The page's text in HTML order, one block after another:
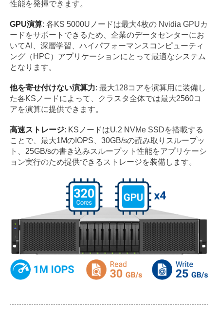
性能を発揮できます。
GPU演算: 各KS 5000Uノードは最大4枚の Nvidia GPUカ
ードをサポートできるため、企業のデータセンターにお
いてAI、深層学習、ハイパフォーマンスコンピューティ
ング（HPC）アプリケーションにとって最適なシステム
となります。
他を寄せ付けない演算力: 最大128コアを演算用に装備し
た各KSノードによって、クラスタ全体では最大2560コ
アを演算に提供できます。
高速ストレージ: KSノードはU.2 NVMe SSDを搭載する
ことで、最大1MのIOPS、30GB/sの読み取りスループッ
ト、25GB/sの書き込みスループット性能をアプリケーシ
ョン実行のため提供できるストレージを装備します。